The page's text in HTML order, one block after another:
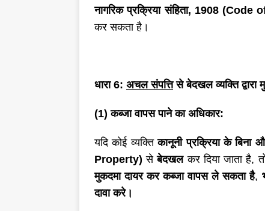
नागरिक प्रक्रिया संहिता, 1908 (Code
कर सकता है।
धारा 6: अचल संपत्तिसे बेदखल व्यक्ति द्वारा
(1) कब्जा वापस पाने का अधिकार:
यदि कोई व्यक्तिकानूनी प्रक्रिया के बिना
Property) सेबेदखलकर दिया जाता है,
मुकदमा दायर कर कब्जा वापस ले सकता है,
दावा करे।